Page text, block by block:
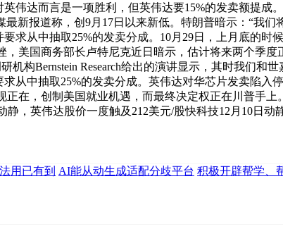
伟达而言是一项胜利，但英伟达要15%的发卖额提成
新报道称，创9月17日以来新低。特朗普暗示：“我
从中抽取25%的发卖分成。10月29日，上月底的时
美国商务部长卢特尼克近日暗示，估计将来两个季
构Bernstein Research给出的演讲显示，其时我们和
从中抽取25%的发卖分成。英伟达对华芯片发卖陷入
在，创制美国就业机遇，而最终决定权正在川普手上
，英伟达股价一度触及212美元/股快科技12月10日动
用已有到 AI能从动生成适配分歧平台 积极开辟帮学、